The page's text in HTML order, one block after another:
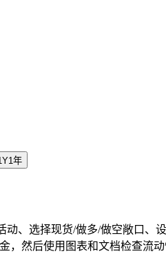
1年
、选择现货/做多/做空敞口
然后使用图表和文档检查流